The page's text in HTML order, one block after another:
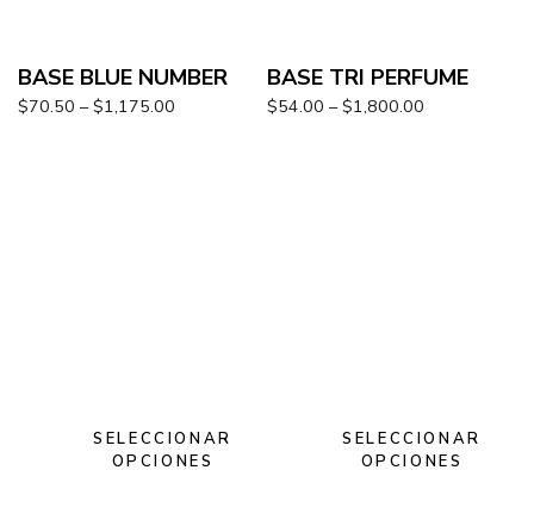
BASE BLUE NUMBER
$70.50 – $1,175.00
BASE TRI PERFUME
$54.00 – $1,800.00
SELECCIONAR
OPCIONES
SELECCIONAR
OPCIONES